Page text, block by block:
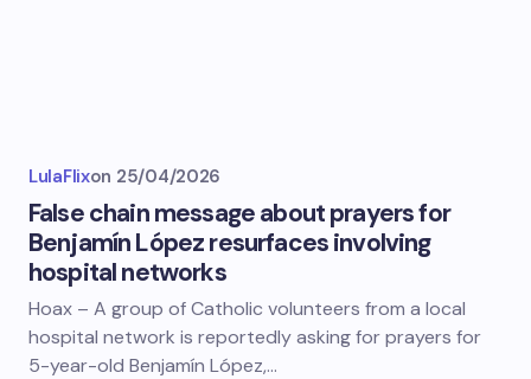
LulaFlixon 25/04/2026
False chain message about prayers for
Benjamín López resurfaces involving
hospital networks
Hoax – A group of Catholic volunteers from a local
hospital network is reportedly asking for prayers for
5-year-old Benjamín López,…